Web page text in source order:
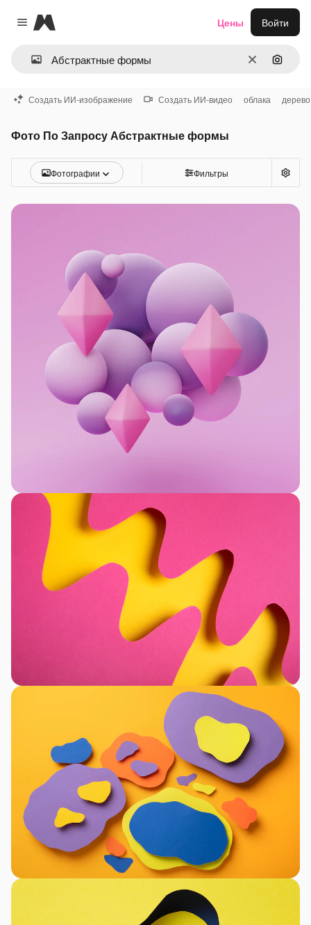
Close menu
Magnific
ОчиститьПоиск
Цены Войти
Создать ИИ-изображение Создать ИИ-видео облака дерево
Фото По Запросу Абстрактные формы
Фотографии Фильтры